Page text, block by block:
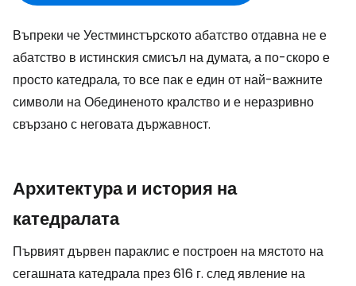
Въпреки че Уестминстърското абатство отдавна не е
абатство в истинския смисъл на думата, а по-скоро е
просто катедрала, то все пак е един от най-важните
символи на Обединеното кралство и е неразривно
свързано с неговата държавност.
Архитектура и история на
катедралата
Първият дървен параклис е построен на мястото на
сегашната катедрала през 616 г. след явление на